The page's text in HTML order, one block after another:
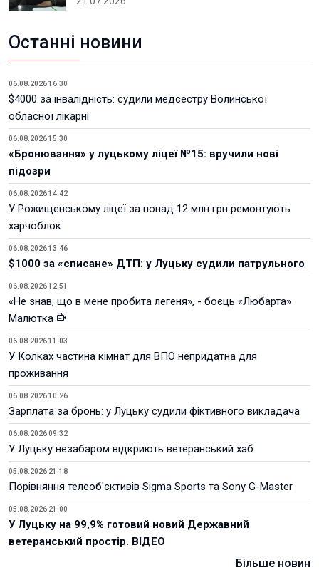
Останні новини
06.08.2026 16:30
$4000 за інвалідність: судили медсестру Волинської
обласної лікарні
06.08.2026 15:30
«Бронювання» у луцькому ліцеї №15: вручили нові
підозри
06.08.2026 14:42
У Рожищенському ліцеї за понад 12 млн грн ремонтують
харчоблок
06.08.2026 13:46
$1000 за «списане» ДТП: у Луцьку судили патрульного
06.08.2026 12:51
«Не знав, що в мене пробита легеня», - боєць «Любарта»
Малютка
06.08.2026 11:03
У Колках частина кімнат для ВПО непридатна для
проживання
06.08.2026 10:26
Зарплата за бронь: у Луцьку судили фіктивного викладача
06.08.2026 09:32
У Луцьку незабаром відкриють ветеранський хаб
05.08.2026 21:18
Порівняння телеоб'єктивів Sigma Sports та Sony G-Master
05.08.2026 21:00
У Луцьку на 99,9% готовий новий Державний
ветеранський простір. ВІДЕО
Більше новин